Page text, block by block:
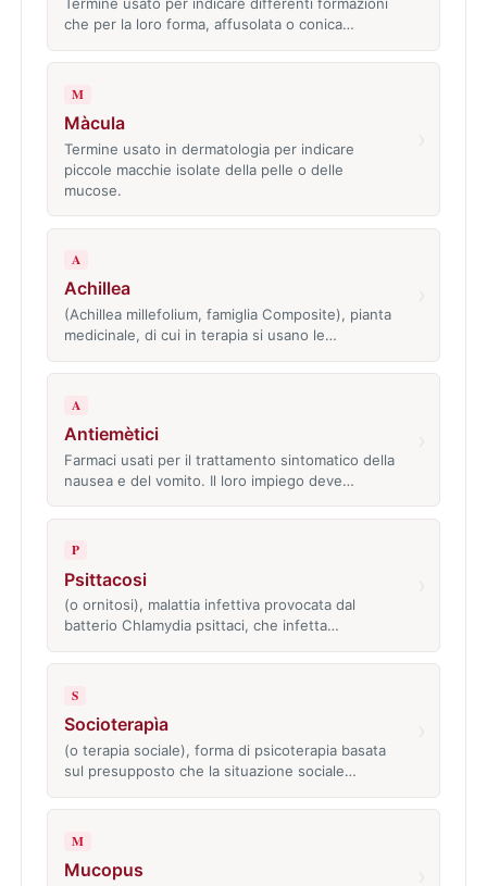
che per la loro forma, affusolata o conica…
M
Màcula
Termine usato in dermatologia per indicare
piccole macchie isolate della pelle o delle
mucose.
A
Achillea
(Achillea millefolium, famiglia Composite), pianta
medicinale, di cui in terapia si usano le…
A
Antiemètici
Farmaci usati per il trattamento sintomatico della
nausea e del vomito. Il loro impiego deve…
P
Psittacosi
(o ornitosi), malattia infettiva provocata dal
batterio Chlamydia psittaci, che infetta…
S
Socioterapìa
(o terapia sociale), forma di psicoterapia basata
sul presupposto che la situazione sociale…
M
Mucopus